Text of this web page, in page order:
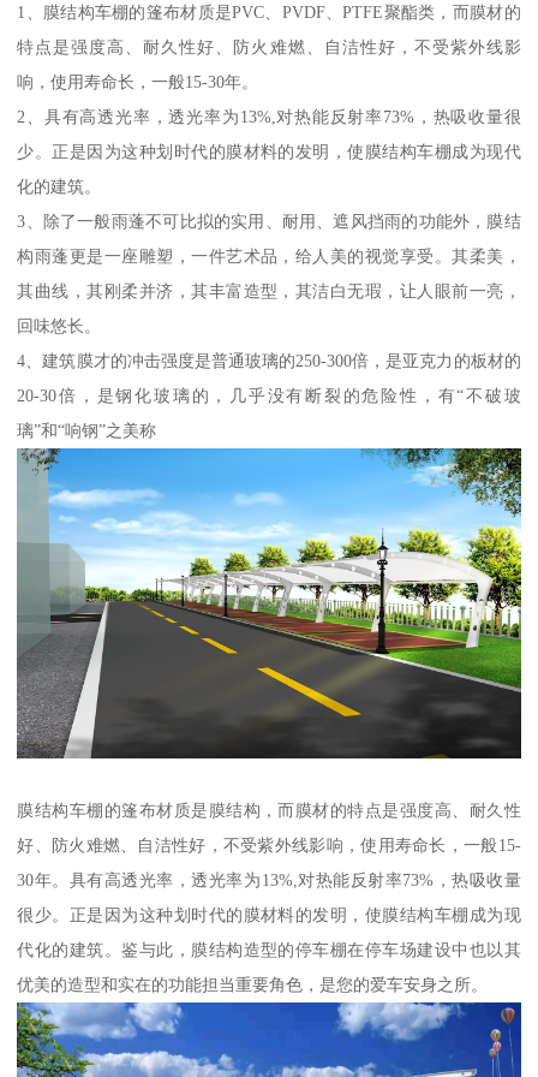
1、膜结构车棚的篷布材质是PVC、PVDF、PTFE聚酯类，而膜材的
特点是强度高、耐久性好、防火难燃、自洁性好，不受紫外线影
响，使用寿命长，一般15-30年。
2、具有高透光率，透光率为13%,对热能反射率73%，热吸收量很
少。正是因为这种划时代的膜材料的发明，使膜结构车棚成为现代
化的建筑。
3、除了一般雨蓬不可比拟的实用、耐用、遮风挡雨的功能外，膜结
构雨蓬更是一座雕塑，一件艺术品，给人美的视觉享受。其柔美，
其曲线，其刚柔并济，其丰富造型，其洁白无瑕，让人眼前一亮，
回味悠长。
4、建筑膜才的冲击强度是普通玻璃的250-300倍，是亚克力的板材的
20-30倍，是钢化玻璃的，几乎没有断裂的危险性，有“不破玻
璃”和“响钢”之美称
膜结构车棚的篷布材质是膜结构，而膜材的特点是强度高、耐久性
好、防火难燃、自洁性好，不受紫外线影响，使用寿命长，一般15-
30年。具有高透光率，透光率为13%,对热能反射率73%，热吸收量
很少。正是因为这种划时代的膜材料的发明，使膜结构车棚成为现
代化的建筑。鉴与此，膜结构造型的停车棚在停车场建设中也以其
优美的造型和实在的功能担当重要角色，是您的爱车安身之所。